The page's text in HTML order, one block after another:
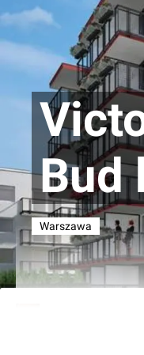
Bud
Warszawa